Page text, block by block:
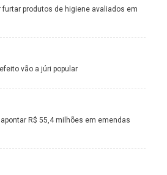
furtar produtos de higiene avaliados em
vão a júri popular
apontar R$ 55,4 milhões em emendas